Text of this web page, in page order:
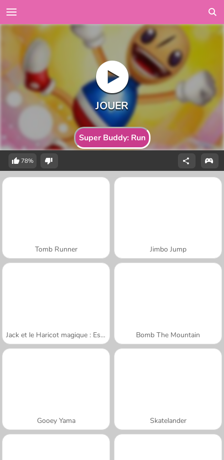
Super Buddy: Run
78%
Tomb Runner Jimbo Jump
Jack et le Haricot magique : Escalade Bomb The Mountain
Gooey Yama Skatelander